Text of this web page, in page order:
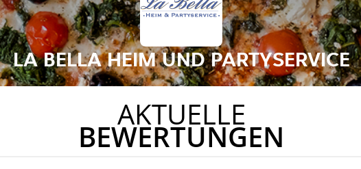
LA BELLA HEIM UND PARTYSERVICE
AKTUELLE
BEWERTUNGEN